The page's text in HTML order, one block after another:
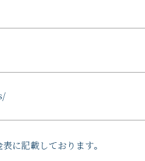
に記載しております。